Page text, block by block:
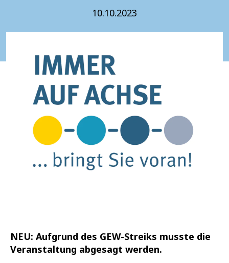
10.10.2023
NEU: Aufgrund des GEW-Streiks musste die
Veranstaltung abgesagt werden.